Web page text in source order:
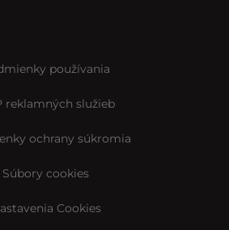
používania
reklamných služieb
ochrany súkromia
Súbory cookies
Cookies